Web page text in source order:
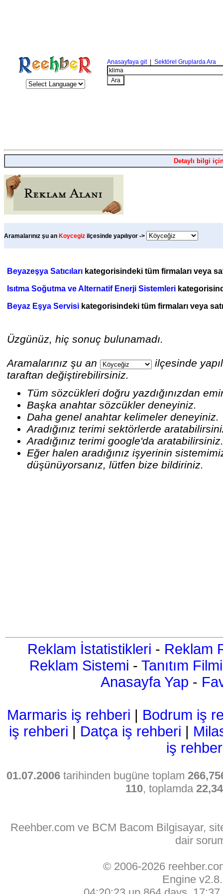
Anasayfaya git| Sektörel Gruplarda Ara
Detaylı bilgi
Aramalarınız şu an Koycegiz ilçesinde yapılıyor ->
Beyazeşya Satıcıları kategorisindeki tüm firmaları veya
Isıtma Soğutma ve Alternatif Enerji Sistemleri
Beyaz Eşya Servisi kategorisindeki tüm firmaları veya
Üzgünüz, hiç sonuç bulunamadı.
Aramalarınız şu an
ilçesinde
taraftan değiştirebilirsiniz.
Tüm sözcükleri doğru yazdığınızdan
Başka anahtar sözcükler deneyiniz.
Daha genel anahtar kelimeler deneyiniz.
Aradığınız terimi sektörlerde
Aradığınız terimi google'da
Eğer halen aradığınız işyerinin
düşünüyorsanız, lütfen bize bildiriniz.
Reklam İstatistikleri - Reklam
Reklam Sistemi - Tanıtım Filmi
Anasayfa Yap -
Marmaris iş rehberi | Bodrum iş
iş rehberi | Datça iş rehberi |
iş
01.07.2006tarihinden bugüne toplam
110, toplamda
Reehber.com ve BCM Bacom Bilgisayar,
dair
© 2006-2026
Engine